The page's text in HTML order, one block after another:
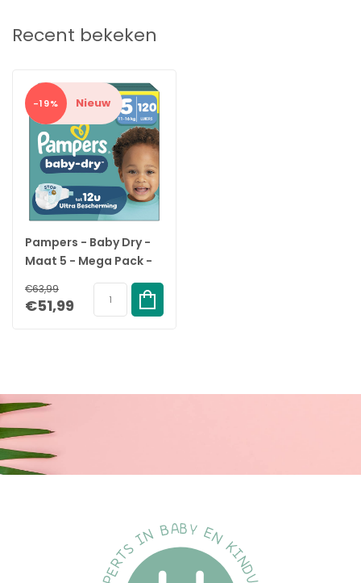
Recent bekeken
-19% Nieuw
Pampers - Baby Dry -
Maat 5 - Mega Pack -
120 stuks - 11/16KG
€63,99
€51,99